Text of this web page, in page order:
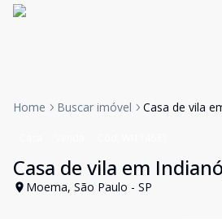
Home Buscar imóvel Casa de vila
Casa de vila em
Moema, São Paulo - SP